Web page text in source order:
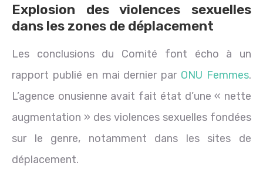
Explosion des violences sexuelles
dans les zones de déplacement
Les conclusions du Comité font écho à un
rapport publié en mai dernier par ONU Femmes.
L’agence onusienne avait fait état d’une « nette
augmentation » des violences sexuelles fondées
sur le genre, notamment dans les sites de
déplacement.